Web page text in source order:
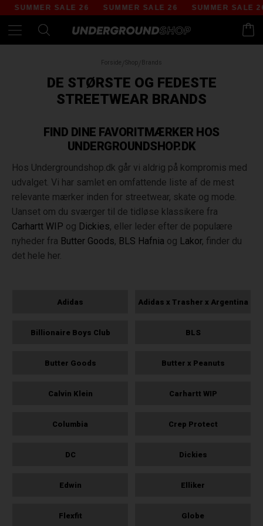
SUMMER SALE 26 SUMMER SALE 26 SUMMER SALE 26
Forside Shop Brands
DE STØRSTE OG FEDESTE
STREETWEAR BRANDS
FIND DINE FAVORITMÆRKER HOS
UNDERGROUNDSHOP.DK
Hos Undergroundshop.dk går vi aldrig på kompromis med
udvalget. Vi har samlet en omfattende liste af de mest
relevante mærker inden for streetwear, skate og mode.
Uanset om du sværger til de tidløse klassikere fra
Carhartt WIP og Dickies, eller leder efter de populære
nyheder fra Butter Goods, BLS Hafnia og Lakor, finder du
det hele her.
Adidas Adidas x Trasher x Argentina
Billionaire Boys Club BLS
Butter Goods Butter x Peanuts
Calvin Klein Carhartt WIP
Columbia Crep Protect
DC Dickies
Edwin Elliker
Flexfit Globe